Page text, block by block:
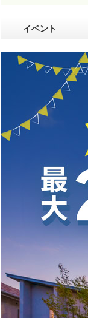
イベント